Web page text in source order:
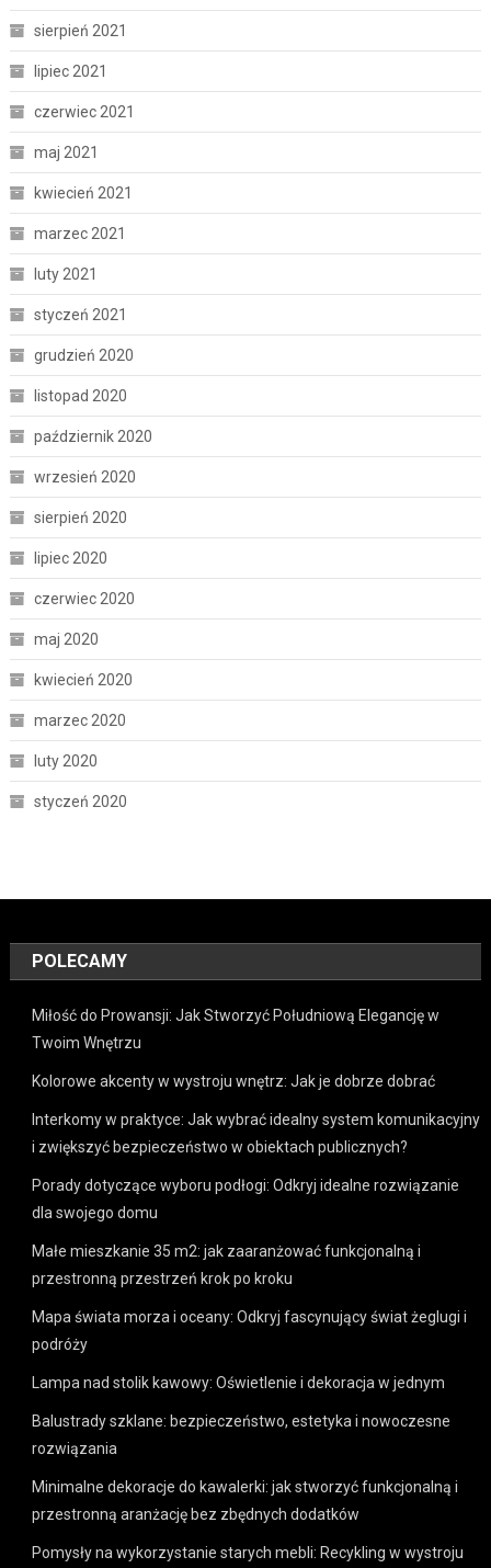
sierpień 2021
lipiec 2021
czerwiec 2021
maj 2021
kwiecień 2021
marzec 2021
luty 2021
styczeń 2021
grudzień 2020
listopad 2020
październik 2020
wrzesień 2020
sierpień 2020
lipiec 2020
czerwiec 2020
maj 2020
kwiecień 2020
marzec 2020
luty 2020
styczeń 2020
POLECAMY
Miłość do Prowansji: Jak Stworzyć Południową Elegancję w
Twoim Wnętrzu
Kolorowe akcenty w wystroju wnętrz: Jak je dobrze dobrać
Interkomy w praktyce: Jak wybrać idealny system komunikacyjny
i zwiększyć bezpieczeństwo w obiektach publicznych?
Porady dotyczące wyboru podłogi: Odkryj idealne rozwiązanie
dla swojego domu
Małe mieszkanie 35 m2: jak zaaranżować funkcjonalną i
przestronną przestrzeń krok po kroku
Mapa świata morza i oceany: Odkryj fascynujący świat żeglugi i
podróży
Lampa nad stolik kawowy: Oświetlenie i dekoracja w jednym
Balustrady szklane: bezpieczeństwo, estetyka i nowoczesne
rozwiązania
Minimalne dekoracje do kawalerki: jak stworzyć funkcjonalną i
przestronną aranżację bez zbędnych dodatków
Pomysły na wykorzystanie starych mebli: Recykling w wystroju